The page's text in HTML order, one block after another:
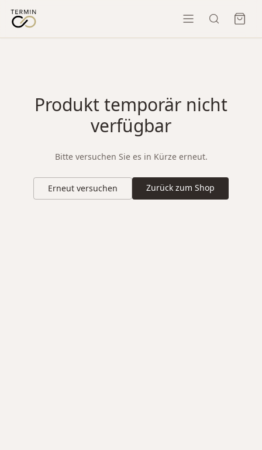
Produkt temporär nicht
verfügbar
Bitte versuchen Sie es in Kürze erneut.
Erneut versuchen Zurück zum Shop